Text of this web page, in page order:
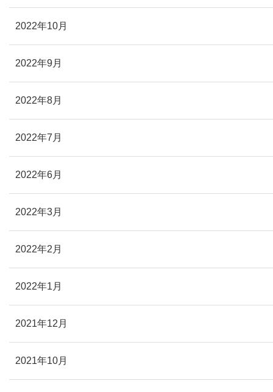
2022年10月
2022年9月
2022年8月
2022年7月
2022年6月
2022年3月
2022年2月
2022年1月
2021年12月
2021年10月